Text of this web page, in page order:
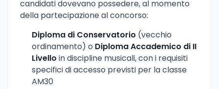
candidati dovevano possedere, al momento
della partecipazione al concorso:
Diploma di Conservatorio (vecchio
ordinamento) o Diploma Accademico di II
Livello in discipline musicali, con i requisiti
specifici di accesso previsti per la classe
AM30